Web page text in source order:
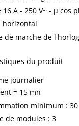
16 A - 250 V~ - µ cos
horizontal
de marche de
du produit
journalier
= 15 mn
minimum :
de modules : 3